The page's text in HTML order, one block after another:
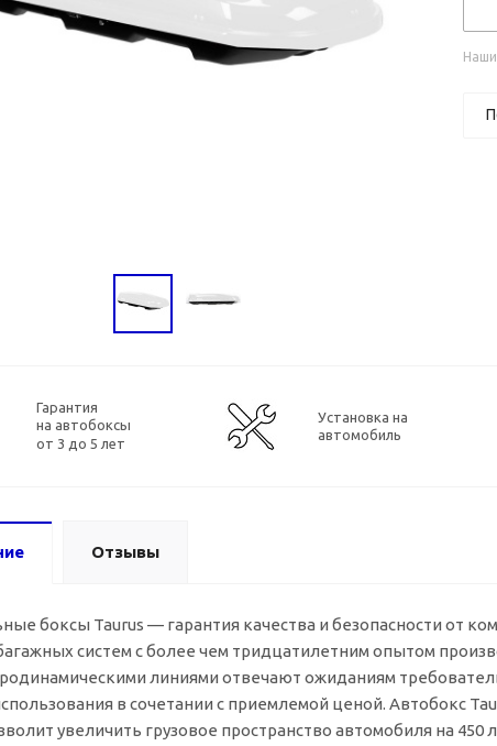
Гарантия
на автобоксы
от 3 до 5 лет
Установка на
автомобиль
Отзывы
боксы Taurus — гарантия качества и безопасности от
систем с более чем тридцатилетним опытом
линиями отвечают ожиданиям
в сочетании с приемлемой ценой. Автобокс
увеличить грузовое пространство автомобиля на